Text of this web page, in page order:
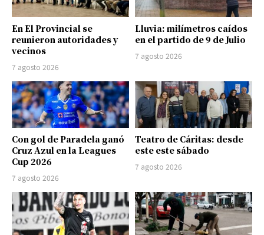
En El Provincial se
reunieron autoridades y
vecinos
7 agosto 2026
Lluvia: milímetros caídos
en el partido de 9 de Julio
7 agosto 2026
Con gol de Paradela ganó
Cruz Azul en la Leagues
Cup 2026
7 agosto 2026
Teatro de Cáritas: desde
este este sábado
7 agosto 2026